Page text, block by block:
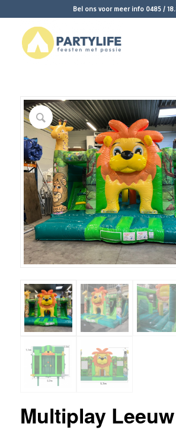
Bel ons voor meer info 0485 /
Multiplay Leeuw